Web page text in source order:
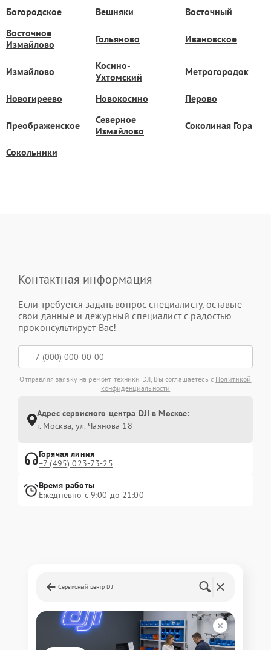
Богородское Вешняки
Восточный
Восточное
Измайлово
Гольяново Ивановское
Измайлово
Косино-
Ухтомский
Метрогородок
Новогиреево Новокосино Перово
Преображенское
Северное
Измайлово
Соколиная Гора
Сокольники
Контактная информация
Если требуется задать вопрос специалисту, оставьте
свои данные и дежурный специалист с радостью
проконсультирует Вас!
Отправляя заявку на ремонт техники DJI, Вы соглашаетесь с Политикой
конфиденциальности
Адрес сервисного центра DJI в Москве:
г. Москва, ул. Чаянова 18
Горячая линия
+7 (495) 023-73-25
Время работы
Ежедневно с 9:00 до 21:00
Сервисный центр DJI